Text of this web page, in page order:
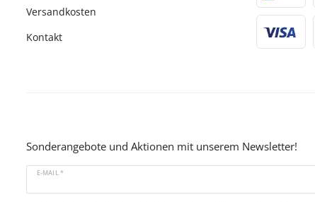
Versandkosten
Kontakt
Sonderangebote und Aktionen mit unserem Newsletter!
E-MAIL *